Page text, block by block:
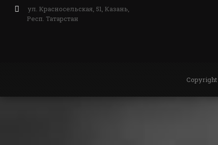
ул. Красносельская, 51, Казань,
Респ. Татарстан